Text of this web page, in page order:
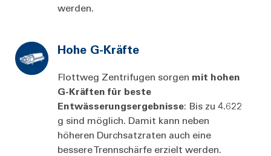
werden.
Hohe G-Kräfte
Flottweg Zentrifugen sorgen mit hohen
G-Kräften für beste
Entwässerungsergebnisse: Bis zu 4.622
g sind möglich. Damit kann neben
höheren Durchsatzraten auch eine
bessere Trennschärfe erzielt werden.